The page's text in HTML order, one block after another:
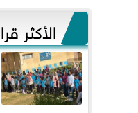
وعيسي” أمانه
الأكثر